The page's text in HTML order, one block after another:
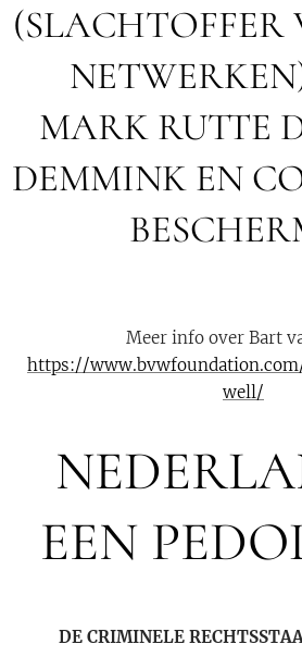
(SLACHTOFFER
MARK RUTTE
DEMMINK EN
Meer info over Bart
https://
well/
EEN
DE CRIMINELE